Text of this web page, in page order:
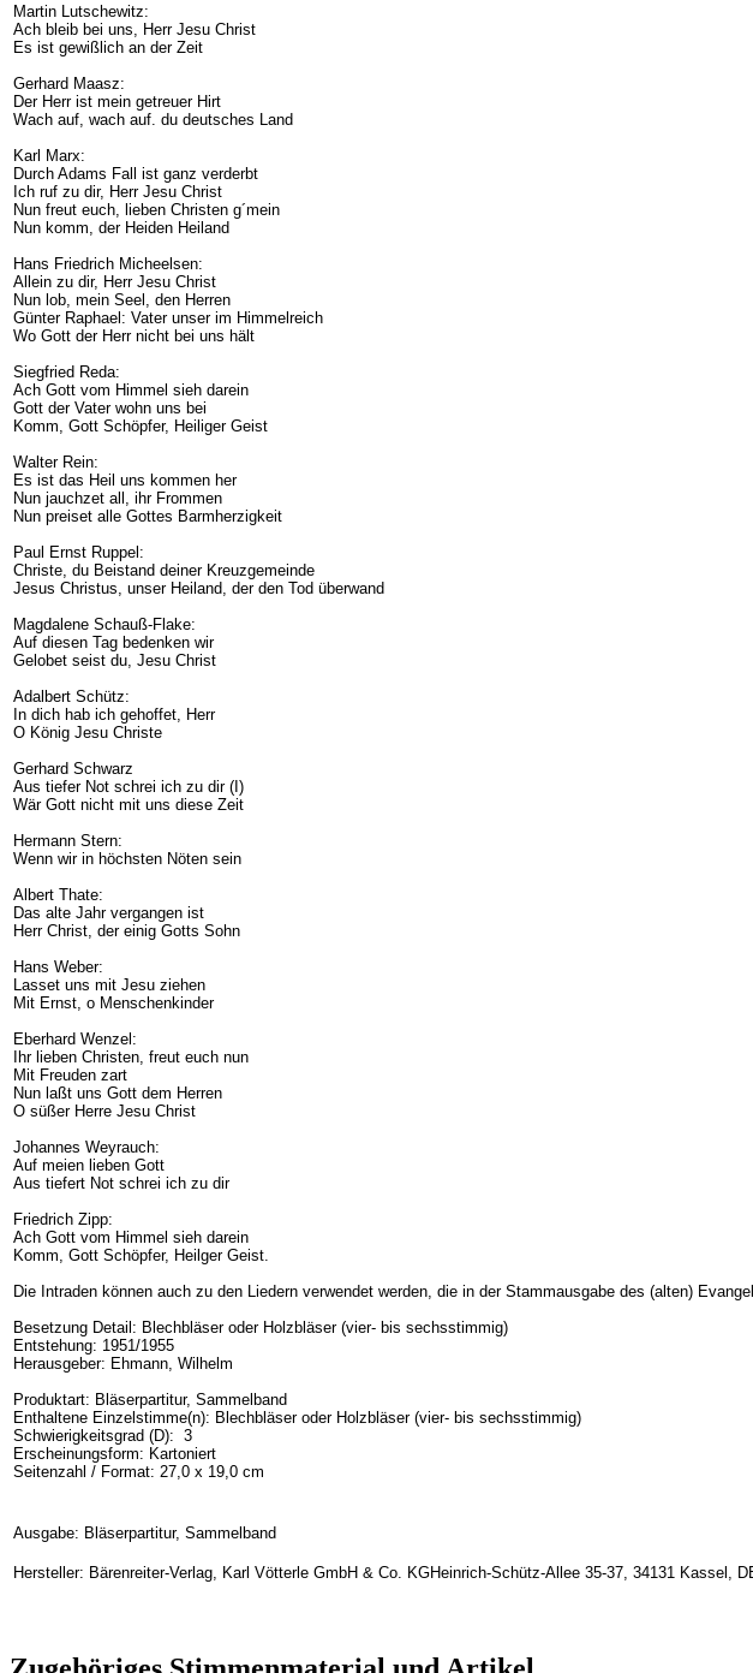
Martin Lutschewitz:
Ach bleib bei uns, Herr Jesu Christ
Es ist gewißlich an der Zeit
Gerhard Maasz:
Der Herr ist mein getreuer Hirt
Wach auf, wach auf. du deutsches Land
Karl Marx:
Durch Adams Fall ist ganz verderbt
Ich ruf zu dir, Herr Jesu Christ
Nun freut euch, lieben Christen g´mein
Nun komm, der Heiden Heiland
Hans Friedrich Micheelsen:
Allein zu dir, Herr Jesu Christ
Nun lob, mein Seel, den Herren
Günter Raphael: Vater unser im Himmelreich
Wo Gott der Herr nicht bei uns hält
Siegfried Reda:
Ach Gott vom Himmel sieh darein
Gott der Vater wohn uns bei
Komm, Gott Schöpfer, Heiliger Geist
Walter Rein:
Es ist das Heil uns kommen her
Nun jauchzet all, ihr Frommen
Nun preiset alle Gottes Barmherzigkeit
Paul Ernst Ruppel:
Christe, du Beistand deiner Kreuzgemeinde
Jesus Christus, unser Heiland, der den Tod überwand
Magdalene Schauß-Flake:
Auf diesen Tag bedenken wir
Gelobet seist du, Jesu Christ
Adalbert Schütz:
In dich hab ich gehoffet, Herr
O König Jesu Christe
Gerhard Schwarz
Aus tiefer Not schrei ich zu dir (I)
Wär Gott nicht mit uns diese Zeit
Hermann Stern:
Wenn wir in höchsten Nöten sein
Albert Thate:
Das alte Jahr vergangen ist
Herr Christ, der einig Gotts Sohn
Hans Weber:
Lasset uns mit Jesu ziehen
Mit Ernst, o Menschenkinder
Eberhard Wenzel:
Ihr lieben Christen, freut euch nun
Mit Freuden zart
Nun laßt uns Gott dem Herren
O süßer Herre Jesu Christ
Johannes Weyrauch:
Auf meien lieben Gott
Aus tiefert Not schrei ich zu dir
Friedrich Zipp:
Ach Gott vom Himmel sieh darein
Komm, Gott Schöpfer, Heilger Geist.
Die Intraden können auch zu den Liedern verwendet werden, die in der Stammausgabe des (alten)
Besetzung Detail: Blechbläser oder Holzbläser (vier- bis sechsstimmig)
Entstehung: 1951/1955
Herausgeber: Ehmann, Wilhelm
Produktart: Bläserpartitur, Sammelband
Enthaltene Einzelstimme(n): Blechbläser oder Holzbläser (vier- bis sechsstimmig)
Schwierigkeitsgrad (D): 3
Erscheinungsform: Kartoniert
Seitenzahl / Format: 27,0 x 19,0 cm
Ausgabe: Bläserpartitur, Sammelband
Hersteller: Bärenreiter-Verlag, Karl Vötterle GmbH & Co. KGHeinrich-Schütz-Allee 35-37, 34131 Kassel,